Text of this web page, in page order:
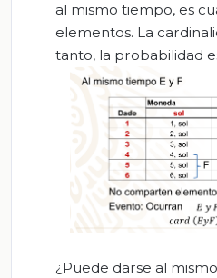
al mismo tiempo, es
elementos. La
tanto, la probabilidad
¿Puede darse al